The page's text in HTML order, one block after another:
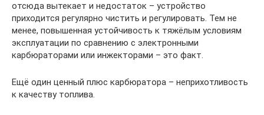
отсюда вытекает и недостаток – устройство
приходится регулярно чистить и регулировать. Тем не
менее, повышенная устойчивость к тяжёлым условиям
эксплуатации по сравнению с электронными
карбюраторами или инжекторами – это факт.
Ещё один ценный плюс карбюратора – неприхотливость
к качеству топлива.